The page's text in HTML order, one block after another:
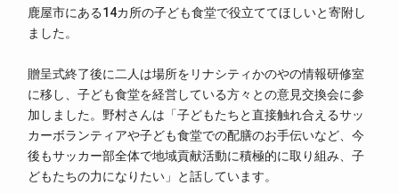
鹿屋市にある14カ所の子ども食堂で役立ててほしいと寄附し
ました。
贈呈式終了後に二人は場所をリナシティかのやの情報研修室
に移し、子ども食堂を経営している方々との意見交換会に参
加しました。野村さんは「子どもたちと直接触れ合えるサッ
カーボランティアや子ども食堂での配膳のお手伝いなど、今
後もサッカー部全体で地域貢献活動に積極的に取り組み、子
どもたちの力になりたい」と話しています。